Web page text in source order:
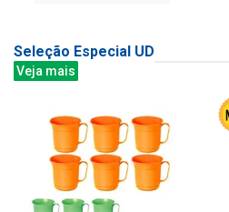
Seleção Especial UD
Veja mais